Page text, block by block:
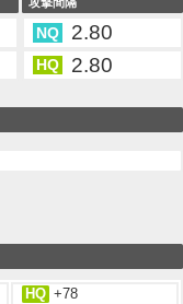
攻撃間隔
NQ 2.80
HQ 2.80
HQ +78